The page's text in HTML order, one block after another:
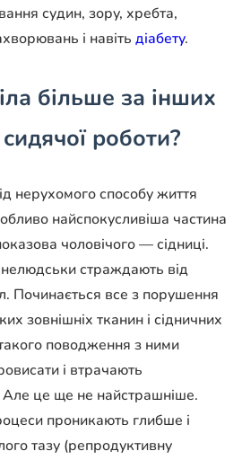
судин, зору, хребта,
і навіть діабету.
більше за інших
роботи?
нерухомого способу життя
найспокусливіша частина
чоловічого — сідниці.
нелюдськи страждають від
Починається все з порушення
зовнішніх тканин і сідничних
такого поводження з ними
і втрачають
це ще не найстрашніше.
проникають глибше і
тазу (репродуктивну